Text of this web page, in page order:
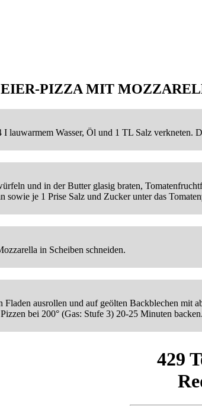
EIER-PIZZA MIT
Wasser, Öl und 1 TL Salz verkneten.
und in der Butter glasig braten,
je 1 Prise Salz und Zucker unter das
in Scheiben schneiden.
ausrollen und auf geölten Backblechen mit
bei 200° (Gas: Stufe 3) 20-25 Minuten